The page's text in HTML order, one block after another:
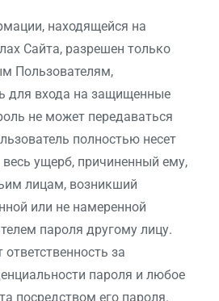
находящейся на
Сайта, разрешен только
Пользователям,
для входа на защищенные
не может передаваться
полностью несет
весь ущерб, причиненный ему,
лицам, возникший
или не намеренной
пароля другому лицу.
за
пароля и любое
посредством его пароля.